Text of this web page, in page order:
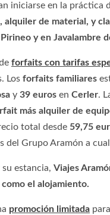
iniciarse en la práctica
de material, y
y en Javalambre
forfaits con tarifas
Los forfaits familiares
y 39 euros en Cerler.
más alquiler de
total desde 59,75
del Grupo Aramón a
su estancia, Viajes
el alojamiento.
promoción limitada